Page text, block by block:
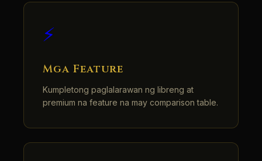
⚡
Mga Feature
Kumpletong paglalarawan ng libreng at
premium na feature na may comparison table.